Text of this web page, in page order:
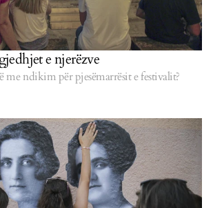
e njerëzve
ndikim për pjesëmarrësit e festivalit?